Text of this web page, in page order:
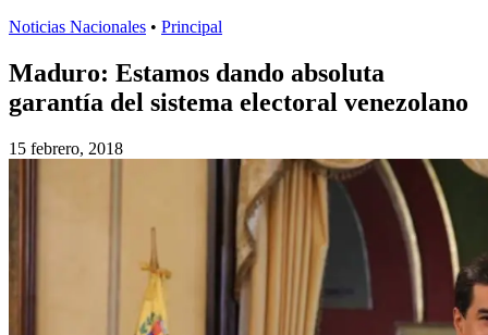
Noticias Nacionales • Principal
Maduro: Estamos dando absoluta
garantía del sistema electoral venezolano
15 febrero, 2018